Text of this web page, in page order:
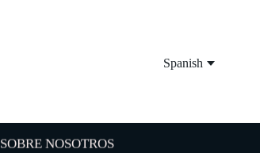
Spanish
SOBRE NOSOTROS